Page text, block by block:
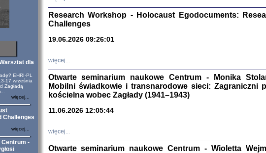
dla
EHRI-PL
17 września
Zagładą
więcej...
Challenges
więcej...
-
Warszawa
Research Workshop - Holocaust Egodocuments:
Challenges
19.06.2026 09:26:01
więcej...
Otwarte seminarium naukowe Centrum - Monika
Mobilni świadkowie i transnarodowe sieci: Zagraniczni
kościelna wobec Zagłady (1941–1943)
11.06.2026 12:05:44
więcej...
Otwarte seminarium naukowe Centrum - Wioletta